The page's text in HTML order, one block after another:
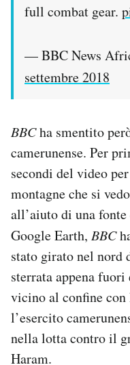
full combat gear.
— BBC News
settembre 2018
BBCha smentito
camerunense. Per
secondi del video
montagne che si
all’aiuto di una fonte
Google Earth, BBC
stato girato nel nord
sterrata appena
vicino al confine con
l’esercito
nella lotta contro il
Haram.